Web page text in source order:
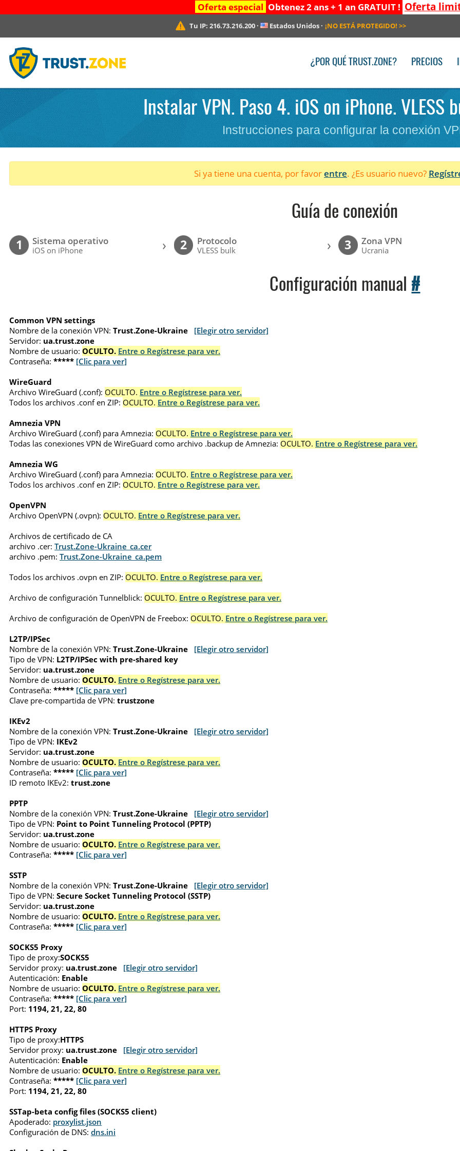
Oferta especial Obtenez 2 ans + 1 an GRATUIT ! Oferta
Tu IP: 216.73.216.200· Estados Unidos· ¡NO ESTÁ PROTEGIDO! >>
¿POR QUÉ TRUST.ZONE? PRECIOS
Instalar VPN. Paso 4. iOS on iPhone. VLESS
Instrucciones para configurar la conexión
Si ya tiene una cuenta, por favorentre. ¿Es usuario nuevo?
Guía de conexión
1 Sistema operativo
iOS on iPhone › 2 Protocolo
VLESS bulk › 3 Zona VPN
Ucrania
Configuración manual #
Common VPN settings
Nombre de la conexión VPN: Trust.Zone-Ukraine
[Elegir otro servidor]
Servidor: ua.trust.zone
Nombre de usuario: OCULTO. Entre o Regístrese para ver.
Contraseña: ***** [Clic para ver]
WireGuard
Archivo WireGuard (.conf): OCULTO. Entre o Regístrese para ver.
Todos los archivos .conf en ZIP: OCULTO. Entre o Regístrese para ver.
Amnezia VPN
Archivo WireGuard (.conf) para Amnezia: OCULTO. Entre o Regístrese para ver.
Todas las conexiones VPN de WireGuard como archivo .backup de Amnezia: OCULTO. Entre o Regístrese para ver.
Amnezia WG
Archivo WireGuard (.conf) para Amnezia: OCULTO. Entre o Regístrese para ver.
Todos los archivos .conf en ZIP: OCULTO. Entre o Regístrese para ver.
OpenVPN
Archivo OpenVPN (.ovpn): OCULTO. Entre o Regístrese para ver.
Archivos de certificado de CA
archivo .cer: Trust.Zone-Ukraine_ca.cer
archivo .pem: Trust.Zone-Ukraine_ca.pem
Todos los archivos .ovpn en ZIP: OCULTO. Entre o Regístrese para ver.
Archivo de configuración Tunnelblick: OCULTO. Entre o Regístrese para ver.
Archivo de configuración de OpenVPN de Freebox: OCULTO. Entre o Regístrese para ver.
L2TP/IPSec
Nombre de la conexión VPN: Trust.Zone-Ukraine
[Elegir otro servidor]
Tipo de VPN: L2TP/IPSec with pre-shared key
Servidor: ua.trust.zone
Nombre de usuario: OCULTO. Entre o Regístrese para ver.
Contraseña: ***** [Clic para ver]
Clave pre-compartida de VPN: trustzone
IKEv2
Nombre de la conexión VPN: Trust.Zone-Ukraine
[Elegir otro servidor]
Tipo de VPN: IKEv2
Servidor: ua.trust.zone
Nombre de usuario: OCULTO. Entre o Regístrese para ver.
Contraseña: ***** [Clic para ver]
ID remoto IKEv2: trust.zone
PPTP
Nombre de la conexión VPN: Trust.Zone-Ukraine
[Elegir otro servidor]
Tipo de VPN: Point to Point Tunneling Protocol (PPTP)
Servidor: ua.trust.zone
Nombre de usuario: OCULTO. Entre o Regístrese para ver.
Contraseña: ***** [Clic para ver]
SSTP
Nombre de la conexión VPN: Trust.Zone-Ukraine
[Elegir otro servidor]
Tipo de VPN: Secure Socket Tunneling Protocol (SSTP)
Servidor: ua.trust.zone
Nombre de usuario: OCULTO. Entre o Regístrese para ver.
Contraseña: ***** [Clic para ver]
SOCKS5 Proxy
Tipo de proxy:SOCKS5
Servidor proxy: ua.trust.zone
[Elegir otro servidor]
Autenticación: Enable
Nombre de usuario: OCULTO. Entre o Regístrese para ver.
Contraseña: ***** [Clic para ver]
Port: 1194, 21, 22, 80
HTTPS Proxy
Tipo de proxy:HTTPS
Servidor proxy: ua.trust.zone
[Elegir otro servidor]
Autenticación: Enable
Nombre de usuario: OCULTO. Entre o Regístrese para ver.
Contraseña: ***** [Clic para ver]
Port: 1194, 21, 22, 80
SSTap-beta config files (SOCKS5 client)
Apoderado: proxylist.json
Configuración de DNS: dns.ini